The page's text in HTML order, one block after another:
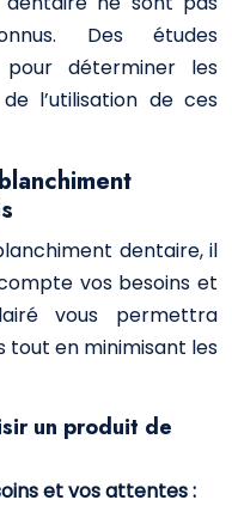
Des études
déterminer les
l’utilisation de ces
dentaire, il
vos besoins et
vous permettra
tout en minimisant les
un produit de
et vos attentes :